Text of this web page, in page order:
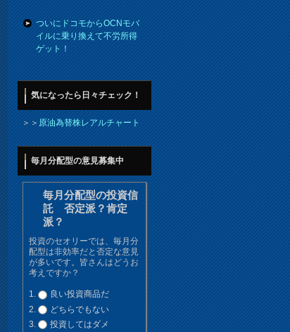
ついにドコモからOCNモバ
イルに乗り換えて不労所得
ゲット！
気になったら日々チェック！
＞＞原油為替株レアルチャート
毎月分配型の意見募集中
毎月分配型の投資信
託 否定派？肯定
派？
投資のセオリーでは、毎月分
配型は非効率だと否定な意見
が多いです。皆さんはどうお
考えですか？
良い投資商品だ
どちらでもない
投資してはダメ